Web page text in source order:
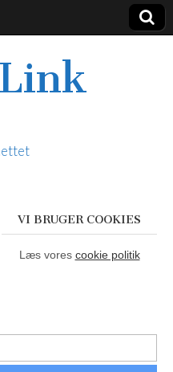
VI BRUGER COOKIES
Læs vores cookie politik